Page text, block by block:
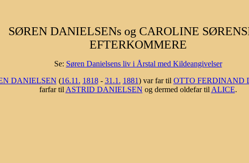
SØREN DANIELSENs og CAROLINE
EFTERKOMMERE
Se: Søren Danielsens liv i Årstal med Kildeangivelser
DANIELSEN (16.11. 1818- 31.1. 1881) var far til OTTO FERDINAND
farfar til ASTRID DANIELSEN og dermed oldefar til ALICE.